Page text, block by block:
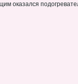
оказался